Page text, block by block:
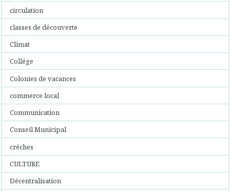
circulation
classes de découverte
Climat
Collége
Colonies de vacances
commerce local
Communication
Conseil Municipal
créches
CULTURE
Décentralisation